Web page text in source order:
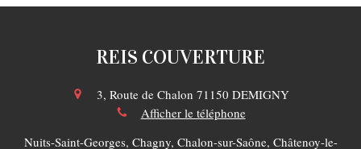
REIS COUVERTURE
3, Route de Chalon 71150 DEMIGNY
Afficher le téléphone
Nuits-Saint-Georges, Chagny, Chalon-sur-Saône, Châtenoy-le-